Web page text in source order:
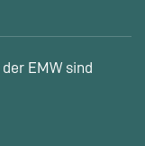
der EMW sind